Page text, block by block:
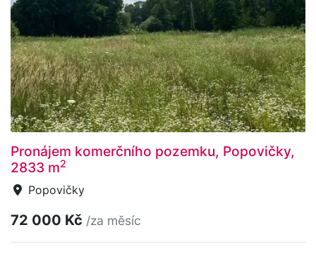
Pronájem komerčního pozemku, Popovičky,
2833 m2
Popovičky
72 000 Kč /za měsíc